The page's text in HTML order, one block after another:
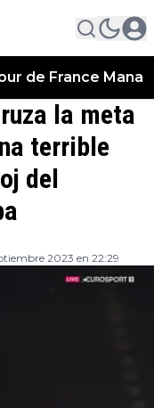
de France
la meta
terrible
del
2023 en 22:29